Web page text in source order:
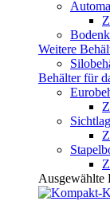
Weitere
Behälter für
Ausgewählte